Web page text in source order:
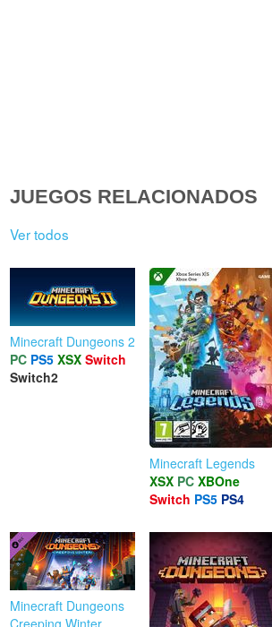
JUEGOS RELACIONADOS
Ver todos
Minecraft Dungeons 2
PC PS5 XSX Switch
Switch2
Minecraft Legends
XSX PC XBOne
Switch PS5 PS4
Minecraft Dungeons
Creeping Winter